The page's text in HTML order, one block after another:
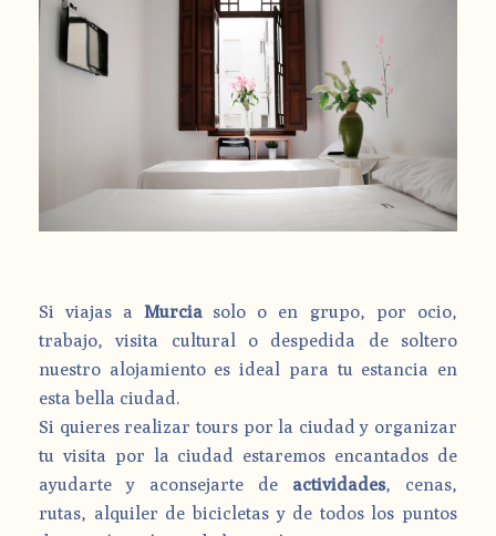
Si viajas a Murciasolo o en grupo, por ocio,
trabajo, visita cultural o despedida de soltero
nuestro alojamiento es ideal para tu estancia en
esta bella ciudad.
Si quieres realizar tours por la ciudad y organizar
tu visita por la ciudad estaremos encantados de
ayudarte y aconsejarte de actividades, cenas,
rutas, alquiler de bicicletas y de todos los puntos